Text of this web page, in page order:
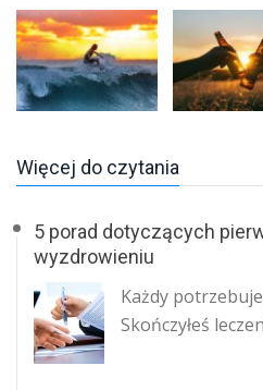
Więcej do czytania
5 porad dotyczących
wyzdrowieniu
Każdy
Skończyłeś